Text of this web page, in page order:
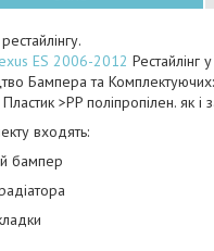
ES 2006-2012 Рестайлінг
Бампера та
>PP поліпропілен. як
входять:
бампер